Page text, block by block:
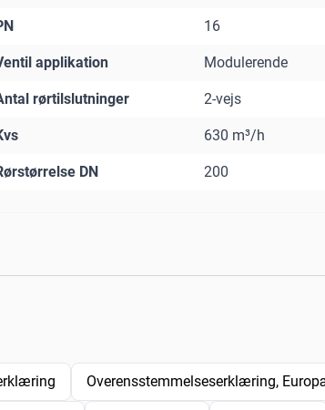
16
applikation Modulerende
rørtilslutninger 2-vejs
630 m³/h
DN 200
Overensstemmelseserklæring,